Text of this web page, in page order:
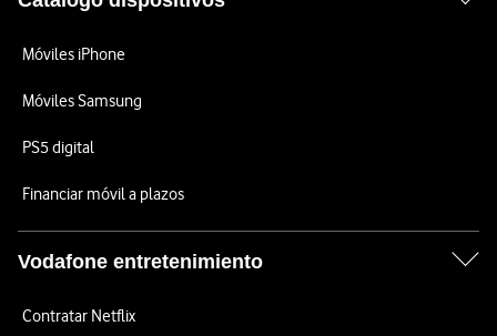
Móviles iPhone
Móviles Samsung
PS5 digital
Financiar móvil a plazos
Vodafone entretenimiento
Contratar Netflix